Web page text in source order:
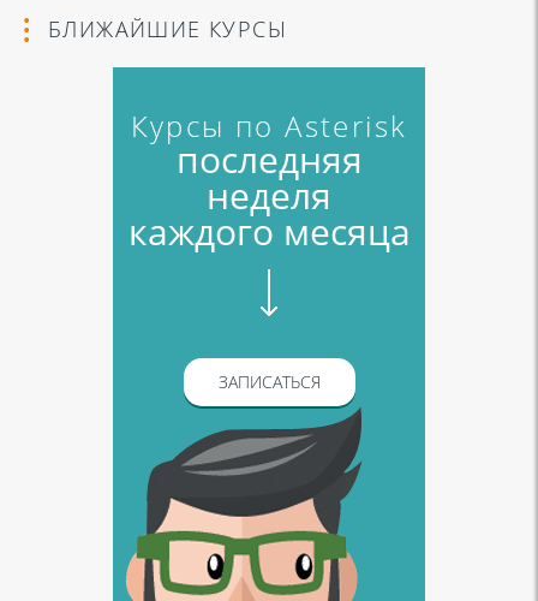
БЛИЖАЙШИЕ КУРСЫ
Курсы по Asterisk
последняя
неделя
каждого месяца
ЗАПИСАТЬСЯ